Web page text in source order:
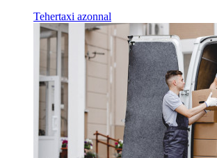
Tehertaxi azonnal